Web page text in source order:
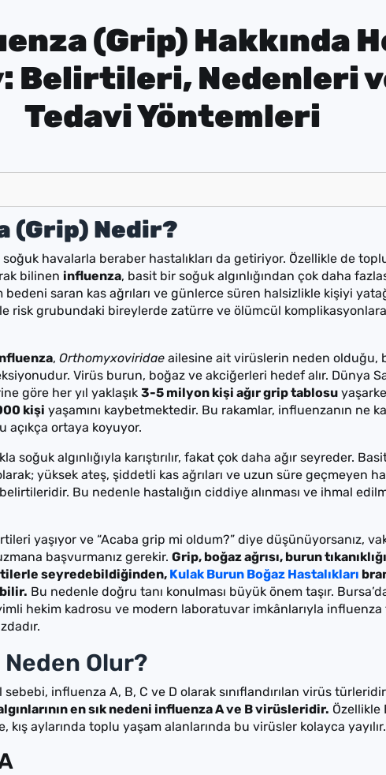
(Grip) Hakkında
Belirtileri, Nedenleri
Tedavi Yöntemleri
(Grip) Nedir?
soğuk havalarla beraber hastalıkları da getiriyor. Özellikle de
bilinen influenza, basit bir soğuk algınlığından çok daha
saran kas ağrıları ve günlerce süren halsizlikle kişiyi
risk grubundaki bireylerde zatürre ve ölümcül
, Orthomyxoviridae ailesine ait virüslerin neden olduğu,
Virüs burun, boğaz ve akciğerleri hedef alır. Dünya
göre her yıl yaklaşık 3-5 milyon kişi ağır grip tablosu
kişi yaşamını kaybetmektedir. Bu rakamlar, influenzanın ne
açıkça ortaya koyuyor.
soğuk algınlığıyla karıştırılır, fakat çok daha ağır seyreder.
yüksek ateş, şiddetli kas ağrıları ve uzun süre geçmeyen
Bu nedenle hastalığın ciddiye alınması ve ihmal
yaşıyor ve “Acaba grip mi oldum?” diye düşünüyorsanız,
başvurmanız gerekir. Grip, boğaz ağrısı, burun
seyredebildiğinden, Kulak Burun Boğaz Hastalıkları
Bu nedenle doğru tanı konulması büyük önem taşır.
hekim kadrosu ve modern laboratuvar imkânlarıyla influenza
Olur?
influenza A, B, C ve D olarak sınıflandırılan virüs
en sık nedeni influenza A ve B virüsleridir. Özellikle
kış aylarında toplu yaşam alanlarında bu virüsler kolayca yayılır.